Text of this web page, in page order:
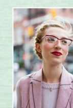
POLICIALES
se
joven